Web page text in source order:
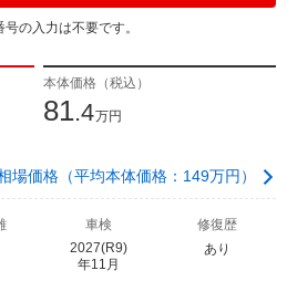
の入力は不要です。
本体価格（税込）
81.4万円
場価格（平均本体価格：149万円）
車検
2027(R9)
年11月
修復歴
あり